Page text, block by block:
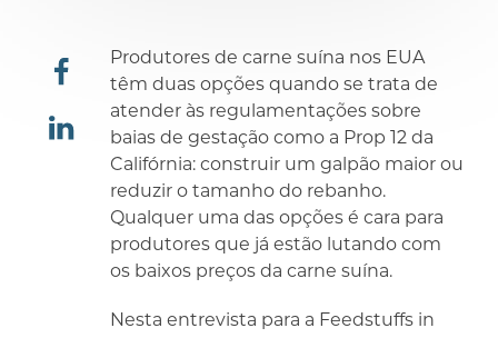
compartilhar
compartilhar
Produtores de carne suína nos EUA
têm duas opções quando se trata de
atender às regulamentações sobre
baias de gestação como a Prop 12 da
Califórnia: construir um galpão maior ou
reduzir o tamanho do rebanho.
Qualquer uma das opções é cara para
produtores que já estão lutando com
os baixos preços da carne suína.
Nesta entrevista para a Feedstuffs in